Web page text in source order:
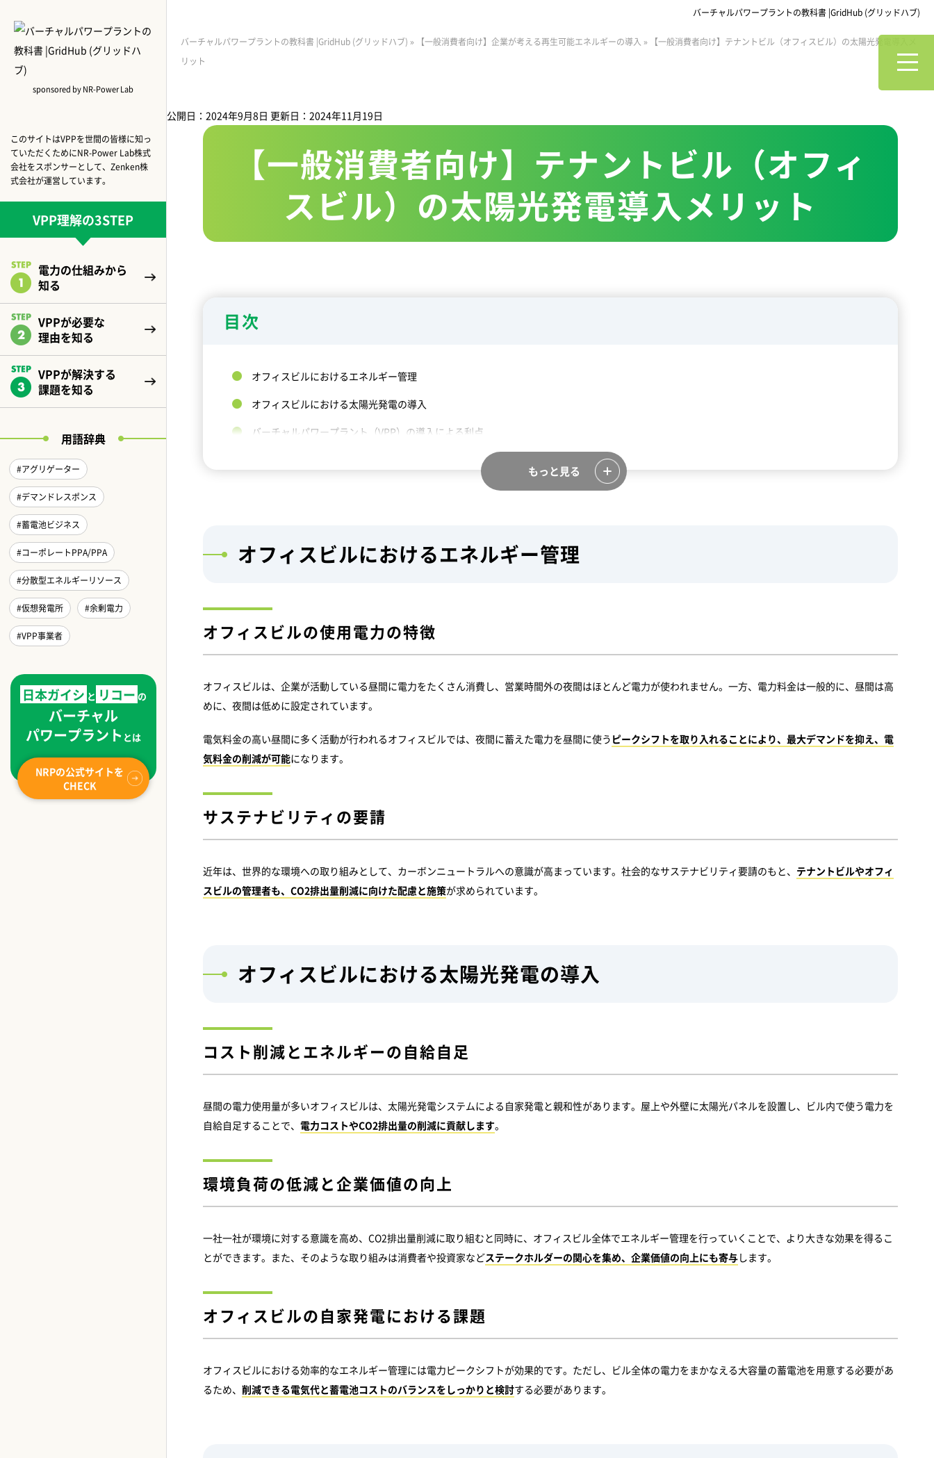
バーチャルパワープラントの教科書 |GridHub (グリッドハブ)
バーチャルパワープラントの教科書 |GridHub (グリッドハブ) » 【一般消費者向け】企業が考える再生可能エネルギーの導入 »
【一般消費者向け】テナントビル（オフィスビル）の太陽光発電導入メ
リット
公開日：2024年9月8日 更新日：2024年11月19日
【一般消費者向け】テナントビル（オフィ
スビル）の太陽光発電導入メリット
目次
オフィスビルにおけるエネルギー管理
オフィスビルにおける太陽光発電の導入
バーチャルパワープラント（VPP）の導入による利点
もっと見る
オフィスビルにおけるエネルギー管理
オフィスビルの使用電力の特徴
オフィスビルは、企業が活動している昼間に電力をたくさん消費し、営業時間外の夜間はほとんど電力が使われません。一方、電力料金は一般的に、昼間は高
めに、夜間は低めに設定されています。
電気料金の高い昼間に多く活動が行われるオフィスビルでは、夜間に蓄えた電力を昼間に使う ピークシフトを取り入れることにより、最大デマンドを抑え、電
気料金の削減が可能になります。
サステナビリティの要請
近年は、世界的な環境への取り組みとして、カーボンニュートラルへの意識が高まっています。社会的なサステナビリティ要請のもと、 テナントビルやオフィ
スビルの管理者も、CO2排出量削減に向けた配慮と施策が求められています。
オフィスビルにおける太陽光発電の導入
コスト削減とエネルギーの自給自足
昼間の電力使用量が多いオフィスビルは、太陽光発電システムによる自家発電と親和性があります。屋上や外壁に太陽光パネルを設置し、ビル内で使う電力を
自給自足することで、 電力コストやCO2排出量の削減に貢献します。
環境負荷の低減と企業価値の向上
一社一社が環境に対する意識を高め、CO2排出量削減に取り組むと同時に、オフィスビル全体でエネルギー管理を行っていくことで、より大きな効果を得るこ
とができます。また、そのような取り組みは消費者や投資家などステークホルダーの関心を集め、企業価値の向上にも寄与します。
オフィスビルの自家発電における課題
オフィスビルにおける効率的なエネルギー管理には電力ピークシフトが効果的です。ただし、ビル全体の電力をまかなえる大容量の蓄電池を用意する必要があ
るため、 削減できる電気代と蓄電池コストのバランスをしっかりと検討する必要があります。
sponsored by NR-Power Lab
このサイトはVPPを世間の皆様に知っ
ていただくためにNR-Power Lab株式
会社をスポンサーとして、Zenken株
式会社が運営しています。
VPP理解の3STEP
電力の仕組みから
知る
VPPが必要な
理由を知る
VPPが解決する
課題を知る
用語辞典
#アグリゲーター
#デマンドレスポンス
#蓄電池ビジネス
#コーポレートPPA/PPA
#分散型エネルギーリソース
#仮想発電所 #余剰電力
#VPP事業者
日本ガイシ と リコー の
バーチャル
パワープラント とは
NRPの公式サイトを
CHECK